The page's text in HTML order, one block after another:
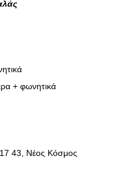
+ φωνητικά
43, Νέος Κόσμος